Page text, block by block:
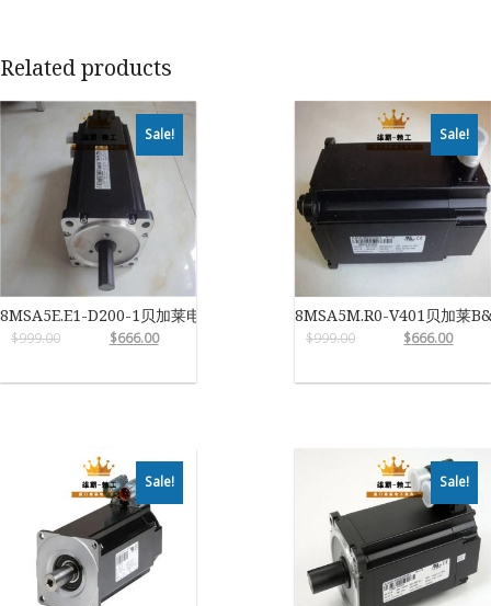
Related products
Sale!
8MSA5E.E1-D200-1贝加莱电机
$999.00 $666.00
Sale!
8MSA5M.R0-V401贝加莱
$999.00 $666.00
Sale! Sale!